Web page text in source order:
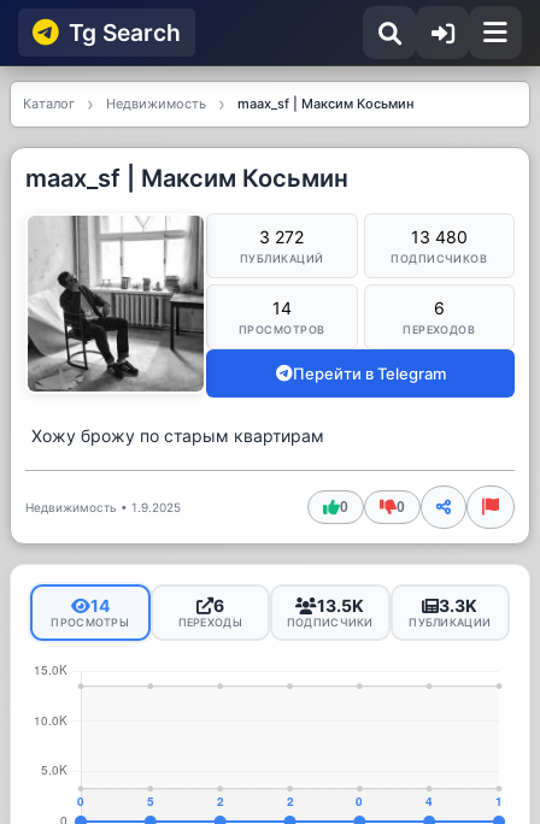
Tg Searсh
Каталог Недвижимость maax_sf | Максим Косьмин
maax_sf | Максим Косьмин
3 272
ПУБЛИКАЦИЙ
13 480
ПОДПИСЧИКОВ
14
ПРОСМОТРОВ
6
ПЕРЕХОДОВ
Перейти в Telegram
Хожу брожу по старым квартирам
Недвижимость • 1.9.2025 0 0
14
ПРОСМОТРЫ
6
ПЕРЕХОДЫ
13.5K
ПОДПИСЧИКИ
3.3K
ПУБЛИКАЦИИ